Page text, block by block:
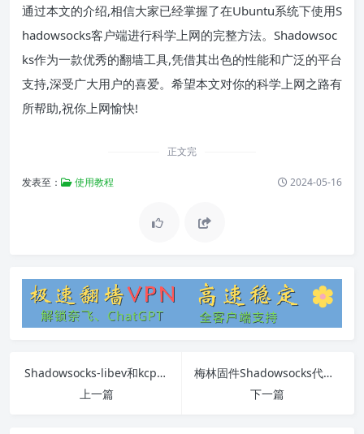
通过本文的介绍,相信大家已经掌握了在Ubuntu系统下使用S
hadowsocks客户端进行科学上网的完整方法。Shadowsoc
ks作为一款优秀的翻墙工具,凭借其出色的性能和广泛的平台
支持,深受广大用户的喜爱。希望本文对你的科学上网之路有
所帮助,祝你上网愉快!
正文完
发表至： 使用教程 2024-05-16
Shadowsocks-libev和kcptun完整使用指南
上一篇
梅林固件Shadowsocks代理路由器设置完整指南
下一篇